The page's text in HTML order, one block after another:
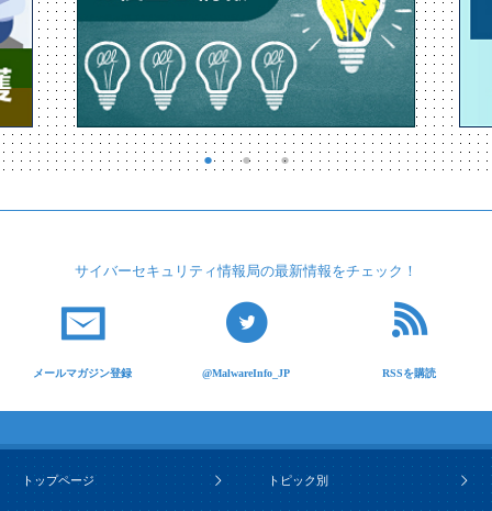
サイバーセキュリティ情報局の最新情報をチェック！
メールマガジン登録 @MalwareInfo_JP RSSを購読
トップページ トピック別